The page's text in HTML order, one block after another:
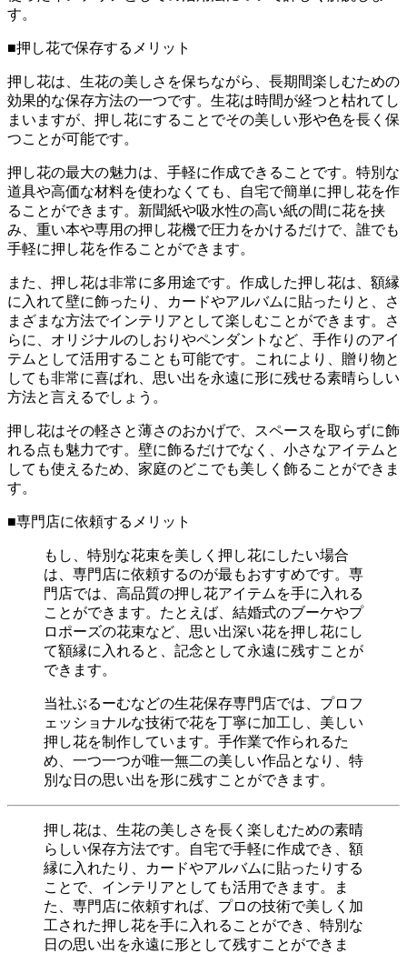
す。
■押し花で保存するメリット
押し花は、生花の美しさを保ちながら、長期間楽しむための
効果的な保存方法の一つです。生花は時間が経つと枯れてし
まいますが、押し花にすることでその美しい形や色を長く保
つことが可能です。
押し花の最大の魅力は、手軽に作成できることです。特別な
道具や高価な材料を使わなくても、自宅で簡単に押し花を作
ることができます。新聞紙や吸水性の高い紙の間に花を挟
み、重い本や専用の押し花機で圧力をかけるだけで、誰でも
手軽に押し花を作ることができます。
また、押し花は非常に多用途です。作成した押し花は、額縁
に入れて壁に飾ったり、カードやアルバムに貼ったりと、さ
まざまな方法でインテリアとして楽しむことができます。さ
らに、オリジナルのしおりやペンダントなど、手作りのアイ
テムとして活用することも可能です。これにより、贈り物と
しても非常に喜ばれ、思い出を永遠に形に残せる素晴らしい
方法と言えるでしょう。
押し花はその軽さと薄さのおかげで、スペースを取らずに飾
れる点も魅力です。壁に飾るだけでなく、小さなアイテムと
しても使えるため、家庭のどこでも美しく飾ることができま
す。
■専門店に依頼するメリット
もし、特別な花束を美しく押し花にしたい場合
は、専門店に依頼するのが最もおすすめです。専
門店では、高品質の押し花アイテムを手に入れる
ことができます。たとえば、結婚式のブーケやプ
ロポーズの花束など、思い出深い花を押し花にし
て額縁に入れると、記念として永遠に残すことが
できます。
当社ぶるーむなどの生花保存専門店では、プロフ
ェッショナルな技術で花を丁寧に加工し、美しい
押し花を制作しています。手作業で作られるた
め、一つ一つが唯一無二の美しい作品となり、特
別な日の思い出を形に残すことができます。
押し花は、生花の美しさを長く楽しむための素晴
らしい保存方法です。自宅で手軽に作成でき、額
縁に入れたり、カードやアルバムに貼ったりする
ことで、インテリアとしても活用できます。ま
た、専門店に依頼すれば、プロの技術で美しく加
工された押し花を手に入れることができ、特別な
日の思い出を永遠に形として残すことができま